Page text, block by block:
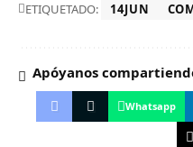
ETIQUETADO: 14JUN
Apóyanos
Whatsapp